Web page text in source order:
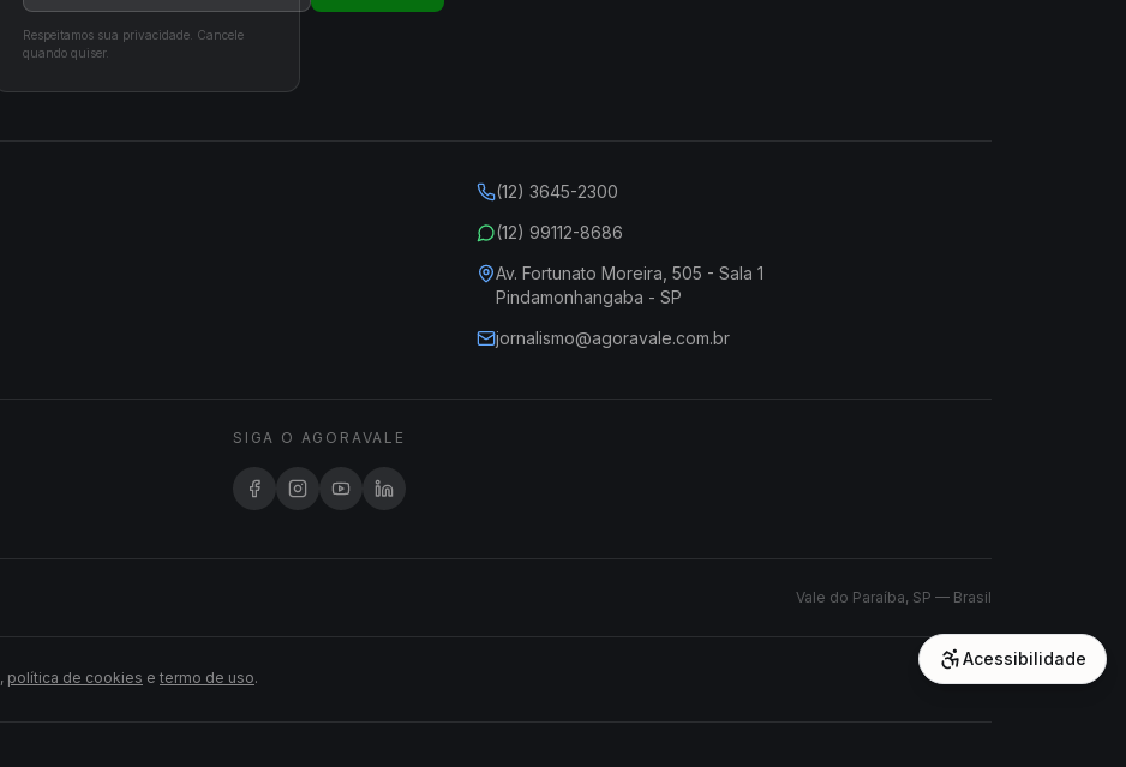
Respeitamos sua privacidade. Cancele
quando quiser.
(12) 3645-2300
(12) 99112-8686
Av. Fortunato Moreira, 505 - Sala 1
Pindamonhangaba - SP
jornalismo@agoravale.com.br
SIGA O AGORAVALE
Vale do Paraíba, SP — Brasil
, política de cookies e termo de uso.
Acessibilidade